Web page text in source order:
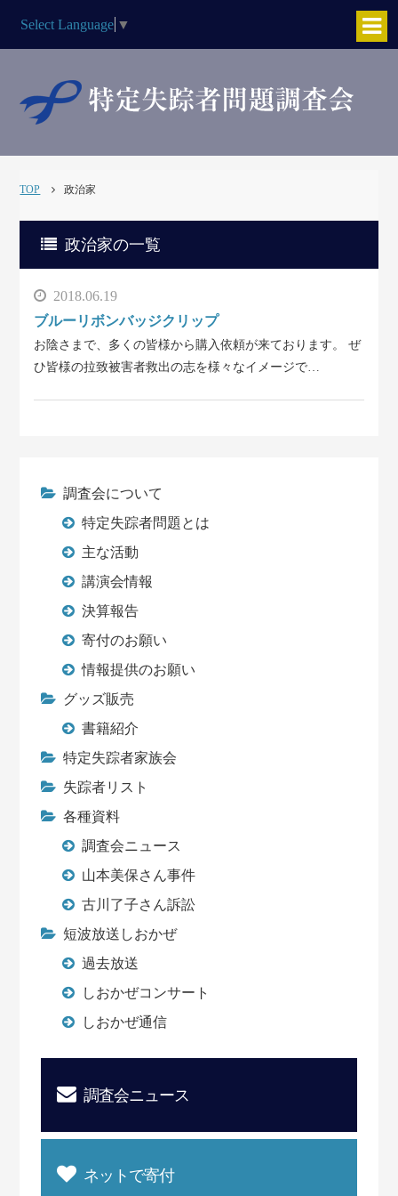
Select Language ▼
TOP 政治家
政治家の一覧
2018.06.19
ブルーリボンバッジクリップ
お陰さまで、多くの皆様から購入依頼が来ております。 ぜ
ひ皆様の拉致被害者救出の志を様々なイメージで…
調査会について
特定失踪者問題とは
主な活動
講演会情報
決算報告
寄付のお願い
情報提供のお願い
グッズ販売
書籍紹介
特定失踪者家族会
失踪者リスト
各種資料
調査会ニュース
山本美保さん事件
古川了子さん訴訟
短波放送しおかぜ
過去放送
しおかぜコンサート
しおかぜ通信
調査会ニュース
ネットで寄付